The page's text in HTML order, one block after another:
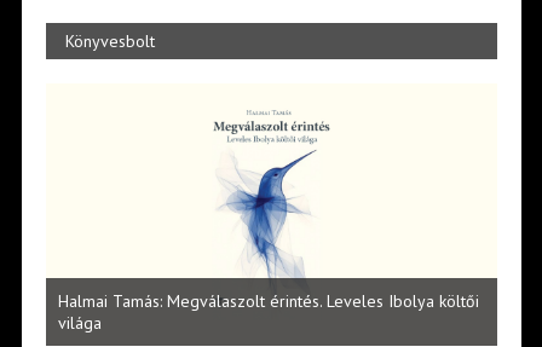
Könyvesbolt
Halmai Tamás: Megválaszolt érintés. Leveles Ibolya költői
világa